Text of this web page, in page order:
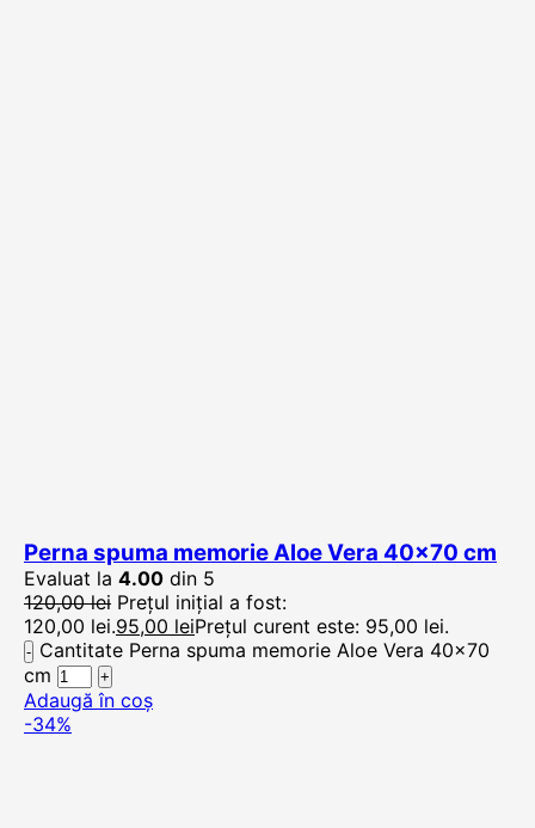
Perna spuma memorie Aloe Vera 40×70 cm
Evaluat la 4.00 din 5
120,00lei Prețul inițial a fost:
120,00 lei.95,00 leiPrețul curent este: 95,00 lei.
Cantitate Perna spuma memorie Aloe Vera 40x70
cm
Adaugă în coș
-34%